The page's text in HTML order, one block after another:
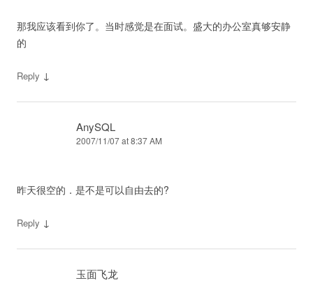
那我应该看到你了。当时感觉是在面试。盛大的办公室真够安静
的
Reply ↓
AnySQL
2007/11/07 at 8:37 AM
昨天很空的．是不是可以自由去的?
Reply ↓
玉面飞龙